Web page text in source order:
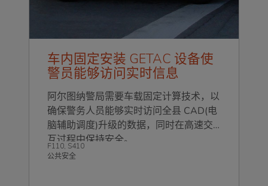
车内固定安装 GETAC 设备使
警员能够访问实时信息
阿尔图纳警局需要车载固定计算技术，以
确保警务人员能够实时访问全县 CAD(电
脑辅助调度)升级的数据，同时在高速交
互过程中保持安全。
F110, S410
公共安全